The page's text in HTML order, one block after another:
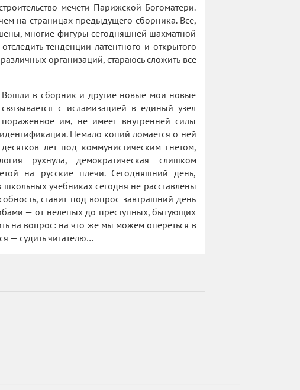
мечети Парижской Богоматери.
на страницах предыдущего сборника. Все,
многие фигуры сегодняшней шахматной
тенденции латентного и открытого
организаций, стараюсь сложить все
Вошли в сборник и другие новые мои новые
с исламизацией в единый узел
им, не имеет внутренней силы
Немало копий ломается о ней
лет под коммунистическим гнетом,
рухнула, демократическая слишком
на русские плечи. Сегодняшний день,
учебниках сегодня не расставлены
ставит под вопрос завтрашний день
— от нелепых до преступных, бытующих
на вопрос: на что же мы можем опереться в
— судить читателю…